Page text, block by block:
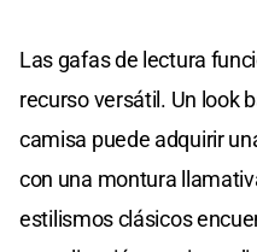
Las gafas de lectura
recurso versátil. Un look
camisa puede adquirir
con una montura
estilismos clásicos